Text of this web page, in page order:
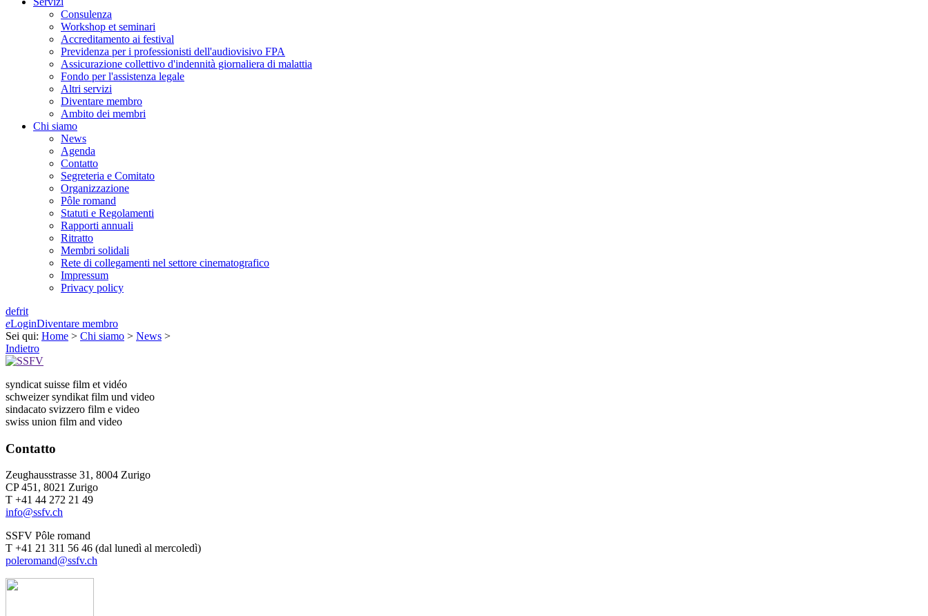
Consulenza
Workshop et seminari
Accreditamento ai festival
Previdenza per i professionisti dell'audiovisivo FPA
Assicurazione collettivo d'indennità giornaliera di malattia
Fondo per l'assistenza legale
Altri servizi
Diventare membro
Ambito dei membri
Chi siamo
News
Agenda
Contatto
Segreteria e Comitato
Organizzazione
Pôle romand
Statuti e Regolamenti
Rapporti annuali
Ritratto
Membri solidali
Rete di collegamenti nel settore cinematografico
Impressum
Privacy policy
defrit
eLoginDiventare membro
Sei qui: Home > Chi siamo > News >
Indietro
syndicat suisse film et vidéo
schweizer syndikat film und video
sindacato svizzero film e video
swiss union film and video
Contatto
Zeughausstrasse 31, 8004 Zurigo
CP 451, 8021 Zurigo
T +41 44 272 21 49
info@ssfv.ch
SSFV Pôle romand
T +41 21 311 56 46 (dal lunedì al mercoledì)
poleromand@ssfv.ch